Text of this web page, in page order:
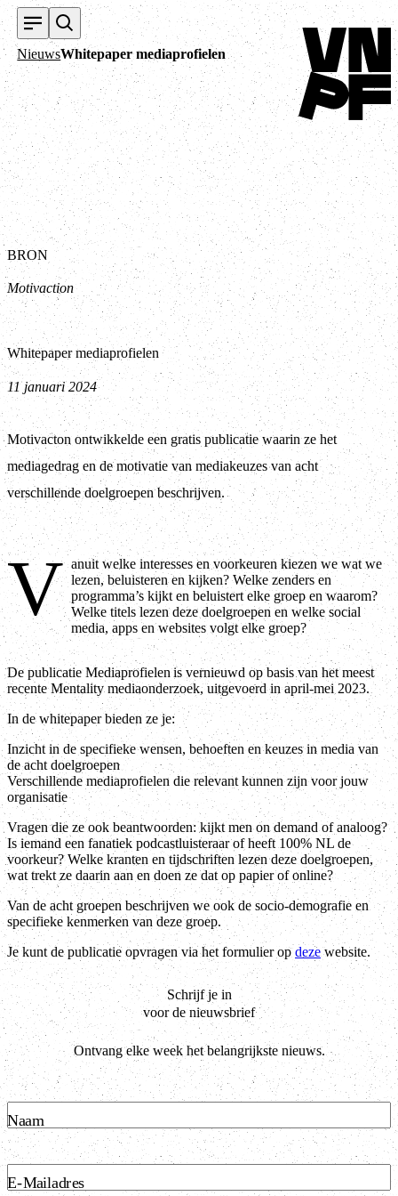
NieuwsWhitepaper mediaprofielen
Terug naar
BRON
Motivaction
Whitepaper mediaprofielen
11 januari 2024
Motivacton ontwikkelde een gratis publicatie waarin ze het
mediagedrag en de motivatie van mediakeuzes van acht
verschillende doelgroepen beschrijven.
V anuit welke interesses en voorkeuren kiezen we wat we
lezen, beluisteren en kijken? Welke zenders en
programma’s kijkt en beluistert elke groep en waarom?
Welke titels lezen deze doelgroepen en welke social
media, apps en websites volgt elke groep?
De publicatie Mediaprofielen is vernieuwd op basis van het meest
recente Mentality mediaonderzoek, uitgevoerd in april-mei 2023.
In de whitepaper bieden ze je:
Inzicht in de specifieke wensen, behoeften en keuzes in media van
de acht doelgroepen
Verschillende mediaprofielen die relevant kunnen zijn voor jouw
organisatie
Vragen die ze ook beantwoorden: kijkt men on demand of analoog?
Is iemand een fanatiek podcastluisteraar of heeft 100% NL de
voorkeur? Welke kranten en tijdschriften lezen deze doelgroepen,
wat trekt ze daarin aan en doen ze dat op papier of online?
Van de acht groepen beschrijven we ook de socio-demografie en
specifieke kenmerken van deze groep.
Je kunt de publicatie opvragen via het formulier op dezewebsite.
Schrijf je in
voor de nieuwsbrief
Ontvang elke week het belangrijkste nieuws.
Naam
E-Mailadres